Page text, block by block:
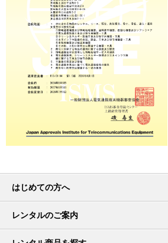
はじめての方へ
レンタルのご案内